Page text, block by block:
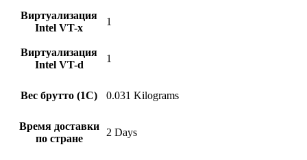
Виртуализация
Intel VT-x
1
Виртуализация
Intel VT-d
1
Вес брутто (1С) 0.031 Kilograms
Время доставки
по стране
2 Days